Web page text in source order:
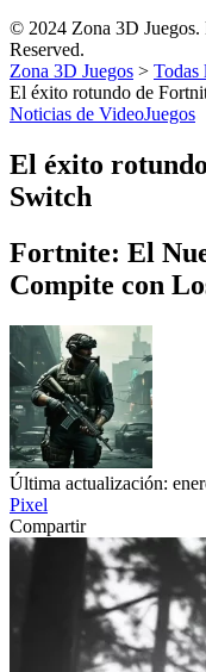
© 2024 Zona 3D
Reserved.
Zona 3D Juegos > Todas
El éxito rotundo de
Noticias de VideoJuegos
El éxito
Switch
Fortnite: El
Compite con
Última actualización:
Pixel
Compartir